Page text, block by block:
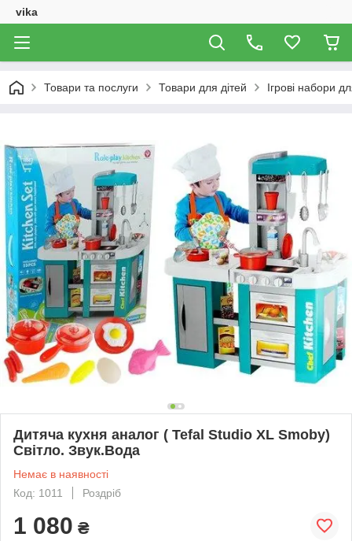
vika
Товари та послуги Товари для дітей Ігрові набори
Дитяча кухня аналог ( Tefal Studio XL Smoby)
Світло. Звук.Вода
Немає в наявності
Код: 1011
Роздріб
1 080 ₴